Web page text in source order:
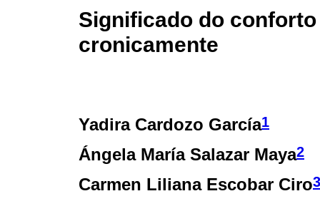
Significado do
cronicamente
Yadira Cardozo García1
Ángela María Salazar Maya2
Carmen Liliana Escobar Ciro3